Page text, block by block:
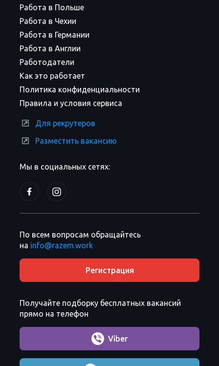
Мы в социальных сетях:
Работа в Польше
Работа в Чехии
Работа в Германии
Работа в Англии
Работодатели
Как это работает
Политика конфиденциальности
Правила и условия сервиса
Для рекрутеров
Разместить вакансию
По всем вопросам обращайтесь
на info@razem.work
Регистрация
Получайте подборку бесплатных вакансий
прямо на телефон
Viber